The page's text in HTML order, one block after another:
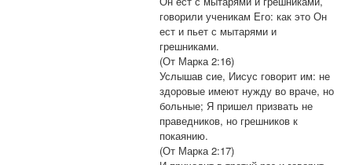
говорили ученикам Его: как это Он
ест и пьет с мытарями и
грешниками.
(От Марка 2:16)
Услышав сие, Иисус говорит им: не
здоровые имеют нужду во враче, но
больные; Я пришел призвать не
праведников, но грешников к
покаянию.
(От Марка 2:17)